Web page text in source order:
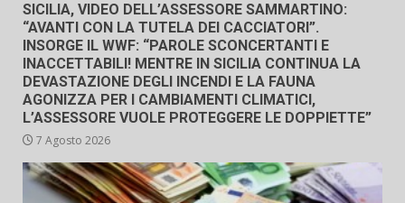
SICILIA, VIDEO DELL’ASSESSORE SAMMARTINO:
“AVANTI CON LA TUTELA DEI CACCIATORI”.
INSORGE IL WWF: “PAROLE SCONCERTANTI E
INACCETTABILI! MENTRE IN SICILIA CONTINUA LA
DEVASTAZIONE DEGLI INCENDI E LA FAUNA
AGONIZZA PER I CAMBIAMENTI CLIMATICI,
L’ASSESSORE VUOLE PROTEGGERE LE DOPPIETTE”
7 Agosto 2026